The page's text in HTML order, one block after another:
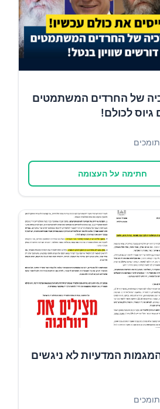
של החרדים המשתמטים
גיוס לכולם!
תומכים
חתימה על העצומה
המדעיות לא ניגשים
תומכים